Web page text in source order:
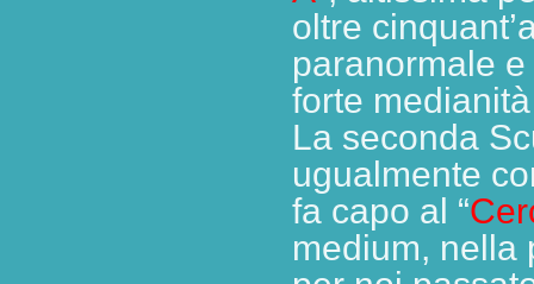
oltre
paranormale
forte
La seconda
ugualmente
fa capo al “
medium,